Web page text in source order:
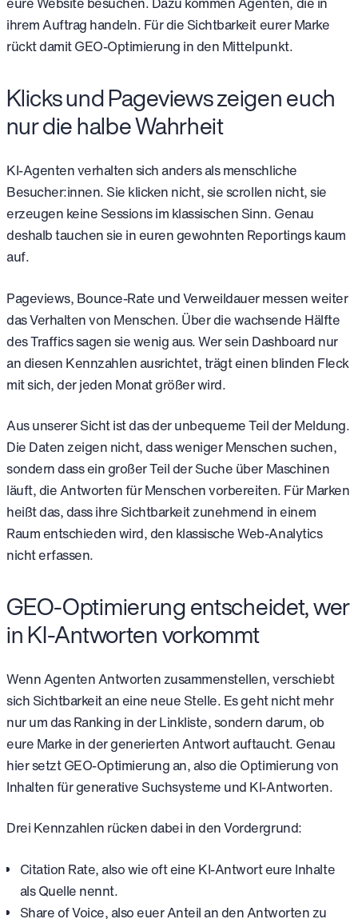
ihrem Auftrag handeln. Für die Sichtbarkeit eurer Marke
rückt damit GEO-Optimierung in den Mittelpunkt.
Klicks und Pageviews zeigen euch
nur die halbe Wahrheit
KI-Agenten verhalten sich anders als menschliche
Besucher:innen. Sie klicken nicht, sie scrollen nicht, sie
erzeugen keine Sessions im klassischen Sinn. Genau
deshalb tauchen sie in euren gewohnten Reportings kaum
auf.
Pageviews, Bounce-Rate und Verweildauer messen weiter
das Verhalten von Menschen. Über die wachsende Hälfte
des Traffics sagen sie wenig aus. Wer sein Dashboard nur
an diesen Kennzahlen ausrichtet, trägt einen blinden Fleck
mit sich, der jeden Monat größer wird.
Aus unserer Sicht ist das der unbequeme Teil der Meldung.
Die Daten zeigen nicht, dass weniger Menschen suchen,
sondern dass ein großer Teil der Suche über Maschinen
läuft, die Antworten für Menschen vorbereiten. Für Marken
heißt das, dass ihre Sichtbarkeit zunehmend in einem
Raum entschieden wird, den klassische Web-Analytics
nicht erfassen.
GEO-Optimierung entscheidet, wer
in KI-Antworten vorkommt
Wenn Agenten Antworten zusammenstellen, verschiebt
sich Sichtbarkeit an eine neue Stelle. Es geht nicht mehr
nur um das Ranking in der Linkliste, sondern darum, ob
eure Marke in der generierten Antwort auftaucht. Genau
hier setzt GEO-Optimierung an, also die Optimierung von
Inhalten für generative Suchsysteme und KI-Antworten.
Drei Kennzahlen rücken dabei in den Vordergrund:
Citation Rate, also wie oft eine KI-Antwort eure Inhalte
als Quelle nennt.
Share of Voice, also euer Anteil an den Antworten zu